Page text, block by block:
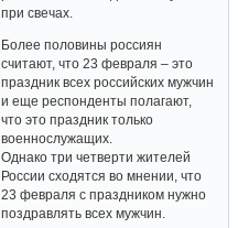
при свечах.
Более половины россиян
считают, что 23 февраля – это
праздник всех российских мужчин
и еще респонденты полагают,
что это праздник только
военнослужащих.
Однако три четверти жителей
России сходятся во мнении, что
23 февраля с праздником нужно
поздравлять всех мужчин.